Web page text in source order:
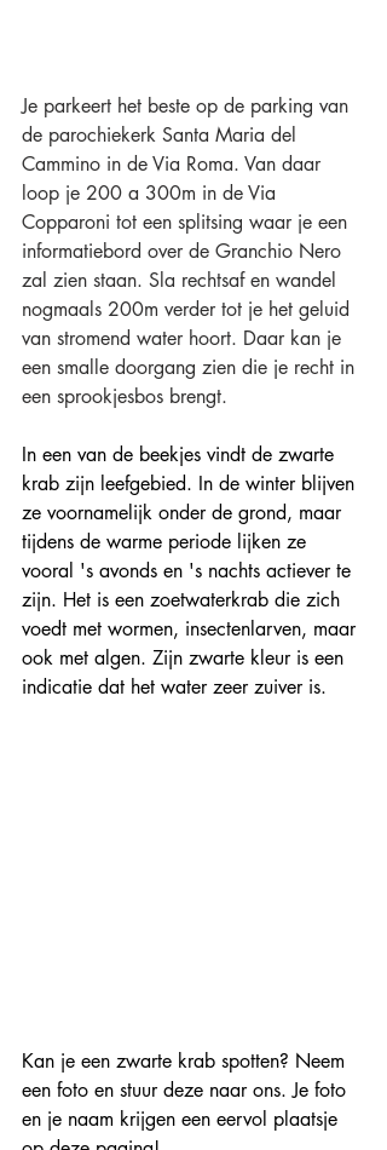
Je parkeert het beste op de parking van
de parochiekerk Santa Maria del
Cammino in de Via Roma. Van daar
loop je 200 a 300m in de Via
Copparoni tot een splitsing waar je een
informatiebord over de Granchio Nero
zal zien staan. Sla rechtsaf en wandel
nogmaals 200m verder tot je het geluid
van stromend water hoort. Daar kan je
een smalle doorgang zien die je recht in
een sprookjesbos brengt.
In een van de beekjes vindt de zwarte
krab zijn leefgebied. In de winter blijven
ze voornamelijk onder de grond, maar
tijdens de warme periode lijken ze
vooral 's avonds en 's nachts actiever te
zijn. Het is een zoetwaterkrab die zich
voedt met wormen, insectenlarven, maar
ook met algen. Zijn zwarte kleur is een
indicatie dat het water zeer zuiver is.
Kan je een zwarte krab spotten? Neem
een foto en stuur deze naar ons. Je foto
en je naam krijgen een eervol plaatsje